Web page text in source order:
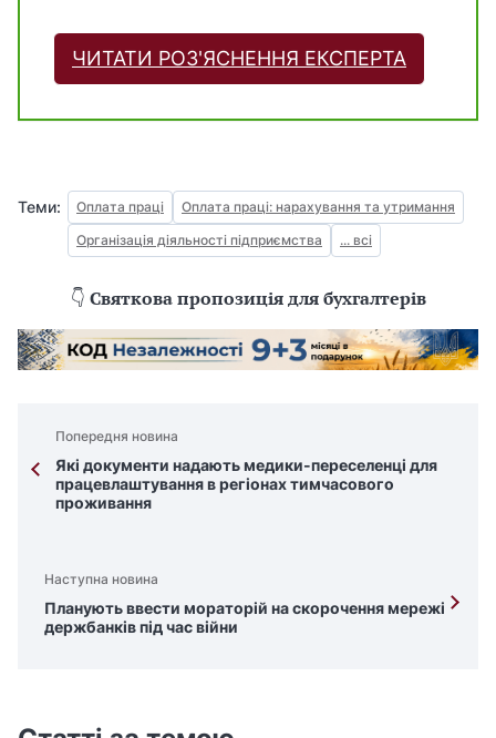
ЧИТАТИ РОЗ'ЯСНЕННЯ ЕКСПЕРТА
Теми: Оплата праці
Оплата праці: нарахування та утримання
Організація діяльності підприємства
... всі
👇 Святкова пропозиція для бухгалтерів
Попередня новина
Які документи надають медики-переселенці для
працевлаштування в регіонах тимчасового
проживання
Наступна новина
Планують ввести мораторій на скорочення мережі
держбанків під час війни